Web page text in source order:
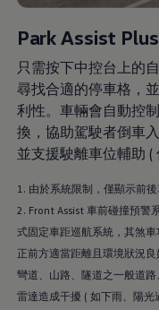
Park Assist
只需按下中控台上的
尋找合適的停車格，
利性。車輛會自動控
換，協助駕駛者倒車
並支援駛離車位輔助 (
1. 由於系統限制，僅顯示前
2. Front Assist 車前碰撞預警
式固定車距巡航系統，其煞
正前方適當距離且環境狀況
彎道、山路、隧道之一般道
雷達造成干擾 ( 如下雨、陽光